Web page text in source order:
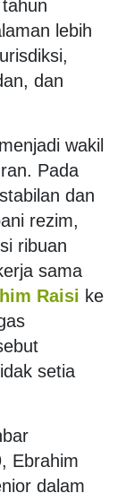
lebih
dan
wakil
Pada
dan
rezim,
ribuan
sama
Raisi ke
setia
Ebrahim
dalam